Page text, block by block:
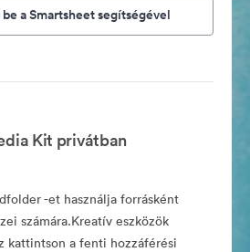
a Smartsheet segítségével
Kit privátban
-et használja forrásként
számára.Kreatív eszközök
kattintson a fenti hozzáférési